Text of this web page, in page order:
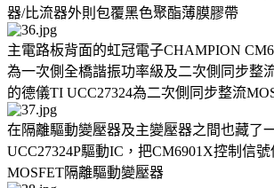
器/比流器外則包覆黑色聚酯薄膜膠帶
主電路板背面的虹冠電子CHAMPION
為一次側全橋諧振功率級及二次側同步整
的德儀TI UCC27324為二次側同步整流
在隔離驅動變壓器及主變壓器之間也藏了
UCC27324P驅動IC，把CM6901X控制信
MOSFET隔離驅動變壓器